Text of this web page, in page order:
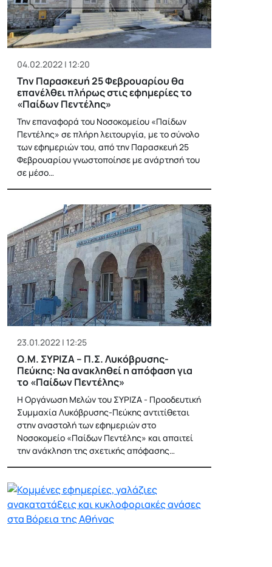
04.02.2022 | 12:20
Την Παρασκευή 25 Φεβρουαρίου θα
επανέλθει πλήρως στις εφημερίες το
«Παίδων Πεντέλης»
Την επαναφορά του Νοσοκομείου «Παίδων
Πεντέλης» σε πλήρη λειτουργία, με το σύνολο
των εφημεριών του, από την Παρασκευή 25
Φεβρουαρίου γνωστοποίησε με ανάρτησή του
σε μέσο…
23.01.2022 | 12:25
Ο.Μ. ΣΥΡΙΖΑ – Π.Σ. Λυκόβρυσης-
Πεύκης: Να ανακληθεί η απόφαση για
το «Παίδων Πεντέλης»
Η Οργάνωση Μελών του ΣΥΡΙΖΑ - Προοδευτική
Συμμαχία Λυκόβρυσης-Πεύκης αντιτίθεται
στην αναστολή των εφημεριών στο
Νοσοκομείο «Παίδων Πεντέλης» και απαιτεί
την ανάκληση της σχετικής απόφασης…